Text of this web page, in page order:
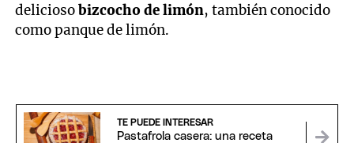
deliciosobizcocho de limón, también conocido
como panque de limón.
TE PUEDE INTERESAR
Pastafrola casera: una receta